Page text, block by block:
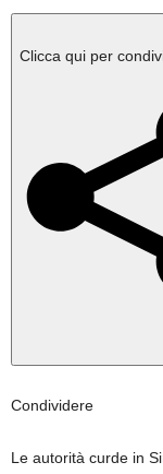
febbraio
Clicca qui per
Condividere
Le autorità curde in